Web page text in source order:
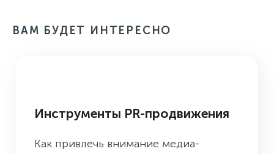
ВАМ БУДЕТ ИНТЕРЕСНО
Инструменты PR-продвижения
Как привлечь внимание медиа-